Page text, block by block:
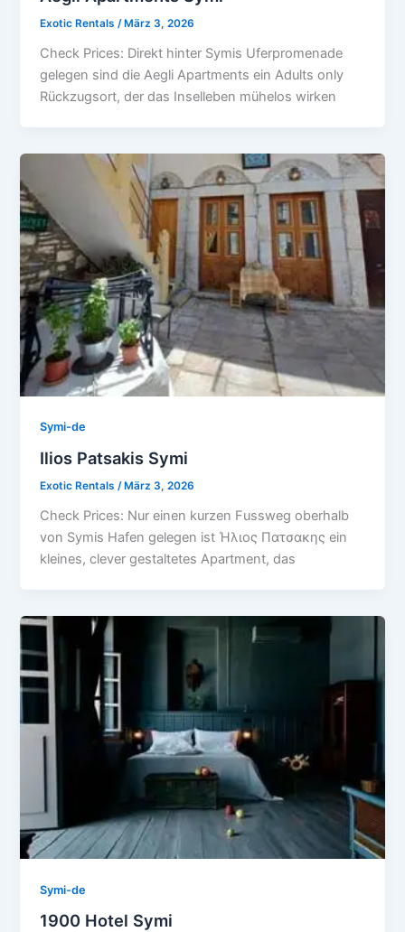
Exotic Rentals/ März 3, 2026
Check Prices: Direkt hinter Symis Uferpromenade
gelegen sind die Aegli Apartments ein Adults only
Rückzugsort, der das Inselleben mühelos wirken
Symi-de
Ilios Patsakis Symi
Exotic Rentals/ März 3, 2026
Check Prices: Nur einen kurzen Fussweg oberhalb
von Symis Hafen gelegen ist Ήλιος Πατσακης ein
kleines, clever gestaltetes Apartment, das
Symi-de
1900 Hotel Symi